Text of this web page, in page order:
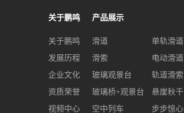
关于鹏鸣
关于鹏鸣
发展历程
企业文化
资质荣誉
视频中心
产品展示
滑道
滑索
玻璃观景台
玻璃桥+观景台
空中列车
单轨滑道
电动滑道
轨道滑索
悬崖秋千
步步惊心